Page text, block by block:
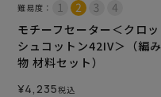
難易度：
モチーフセーター＜クロッ
シュコットン42IV＞（編み
物 材料セット）
¥4,235税込